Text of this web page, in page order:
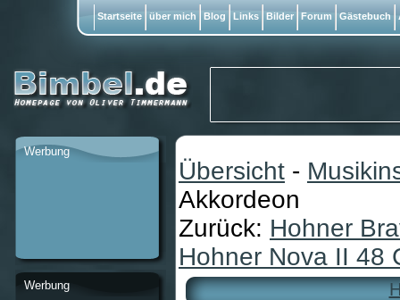
Übersicht -
Akkordeon
Zurück: Hohner
Hohner Nova II 48
Werbung
Werbung
Startseite über mich Blog Links Bilder Forum Gästebuch